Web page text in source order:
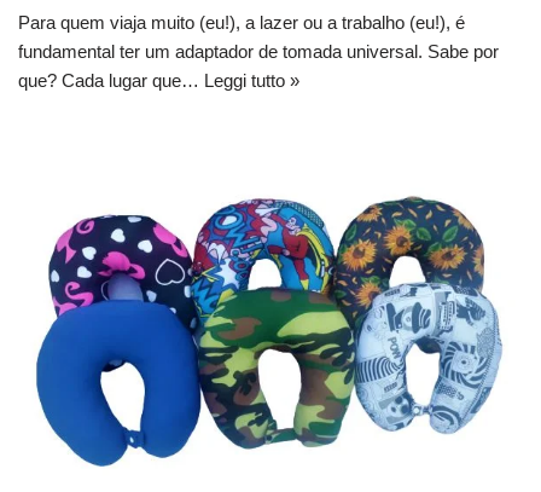
Para quem viaja muito (eu!), a lazer ou a trabalho (eu!), é
fundamental ter um adaptador de tomada universal. Sabe por
que? Cada lugar que… Leggi tutto »